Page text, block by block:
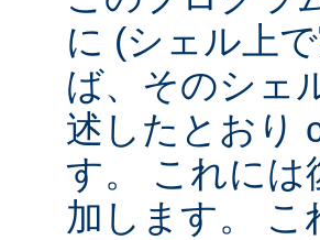
に (シェル上
ば、そのシェ
述したとおり
す。 これには
加します。